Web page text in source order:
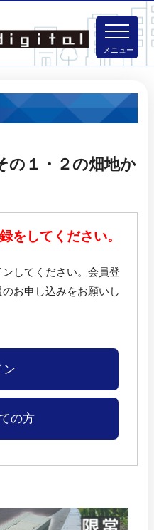
メニュー
１・２の畑地か
をしてください。
してください。 会員登
お申し込みをお願いし
ン
の方